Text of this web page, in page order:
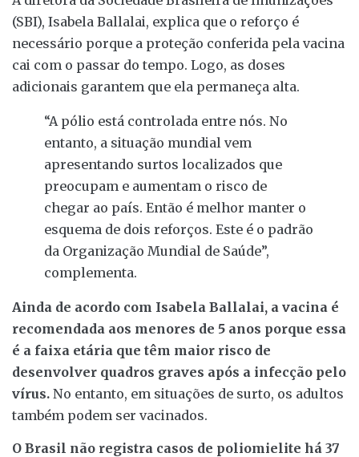
(SBI), Isabela Ballalai, explica que o reforço é
necessário porque a proteção conferida pela vacina
cai com o passar do tempo. Logo, as doses
adicionais garantem que ela permaneça alta.
“A pólio está controlada entre nós. No
entanto, a situação mundial vem
apresentando surtos localizados que
preocupam e aumentam o risco de
chegar ao país. Então é melhor manter o
esquema de dois reforços. Este é o padrão
da Organização Mundial de Saúde”,
complementa.
Ainda de acordo com Isabela Ballalai, a vacina é
recomendada aos menores de 5 anos porque essa
é a faixa etária que têm maior risco de
desenvolver quadros graves após a infecção pelo
vírus. No entanto, em situações de surto, os adultos
também podem ser vacinados.
O Brasil não registra casos de poliomielite há 37